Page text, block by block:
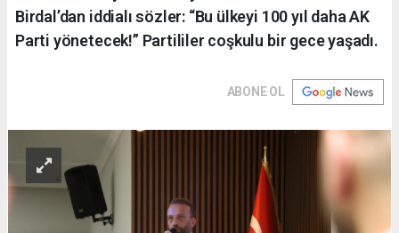
Birdal’dan iddialı sözler: “Bu ülkeyi 100 yıl daha AK
Parti yönetecek!” Partililer coşkulu bir gece yaşadı.
ABONE OL